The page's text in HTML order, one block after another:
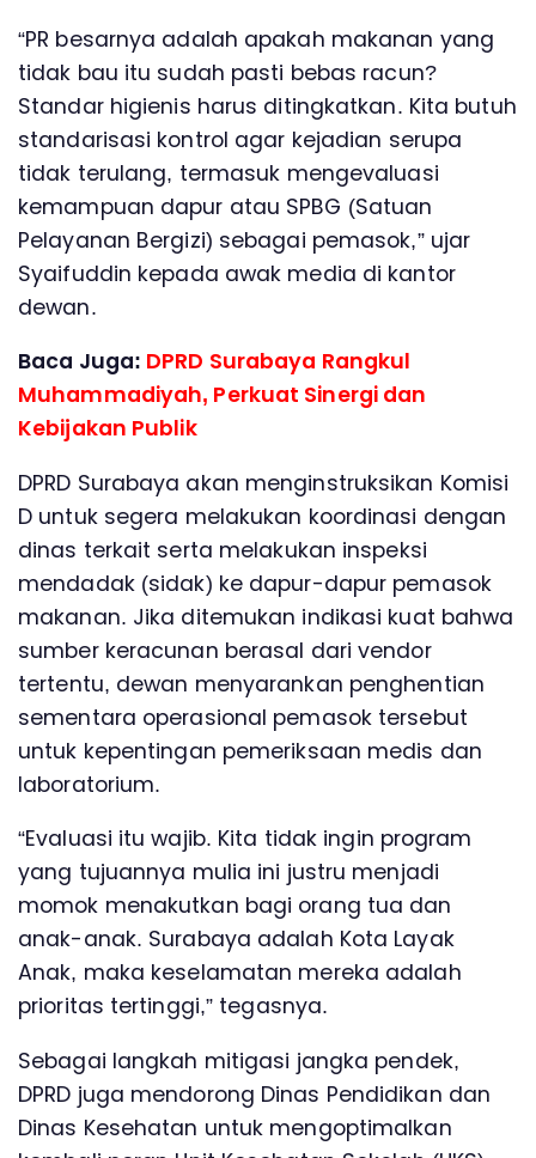
“PR besarnya adalah apakah makanan yang
tidak bau itu sudah pasti bebas racun?
Standar higienis harus ditingkatkan. Kita butuh
standarisasi kontrol agar kejadian serupa
tidak terulang, termasuk mengevaluasi
kemampuan dapur atau SPBG (Satuan
Pelayanan Bergizi) sebagai pemasok,” ujar
Syaifuddin kepada awak media di kantor
dewan.
Baca Juga: DPRD Surabaya Rangkul
Muhammadiyah, Perkuat Sinergi dan
Kebijakan Publik
DPRD Surabaya akan menginstruksikan Komisi
D untuk segera melakukan koordinasi dengan
dinas terkait serta melakukan inspeksi
mendadak (sidak) ke dapur-dapur pemasok
makanan. Jika ditemukan indikasi kuat bahwa
sumber keracunan berasal dari vendor
tertentu, dewan menyarankan penghentian
sementara operasional pemasok tersebut
untuk kepentingan pemeriksaan medis dan
laboratorium.
“Evaluasi itu wajib. Kita tidak ingin program
yang tujuannya mulia ini justru menjadi
momok menakutkan bagi orang tua dan
anak-anak. Surabaya adalah Kota Layak
Anak, maka keselamatan mereka adalah
prioritas tertinggi,” tegasnya.
Sebagai langkah mitigasi jangka pendek,
DPRD juga mendorong Dinas Pendidikan dan
Dinas Kesehatan untuk mengoptimalkan